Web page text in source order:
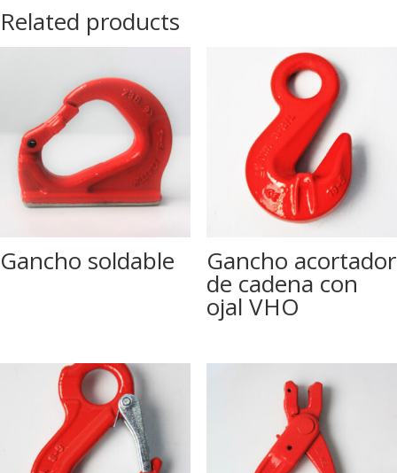
Related products
Gancho soldable Gancho acortador
de cadena con
ojal VHO